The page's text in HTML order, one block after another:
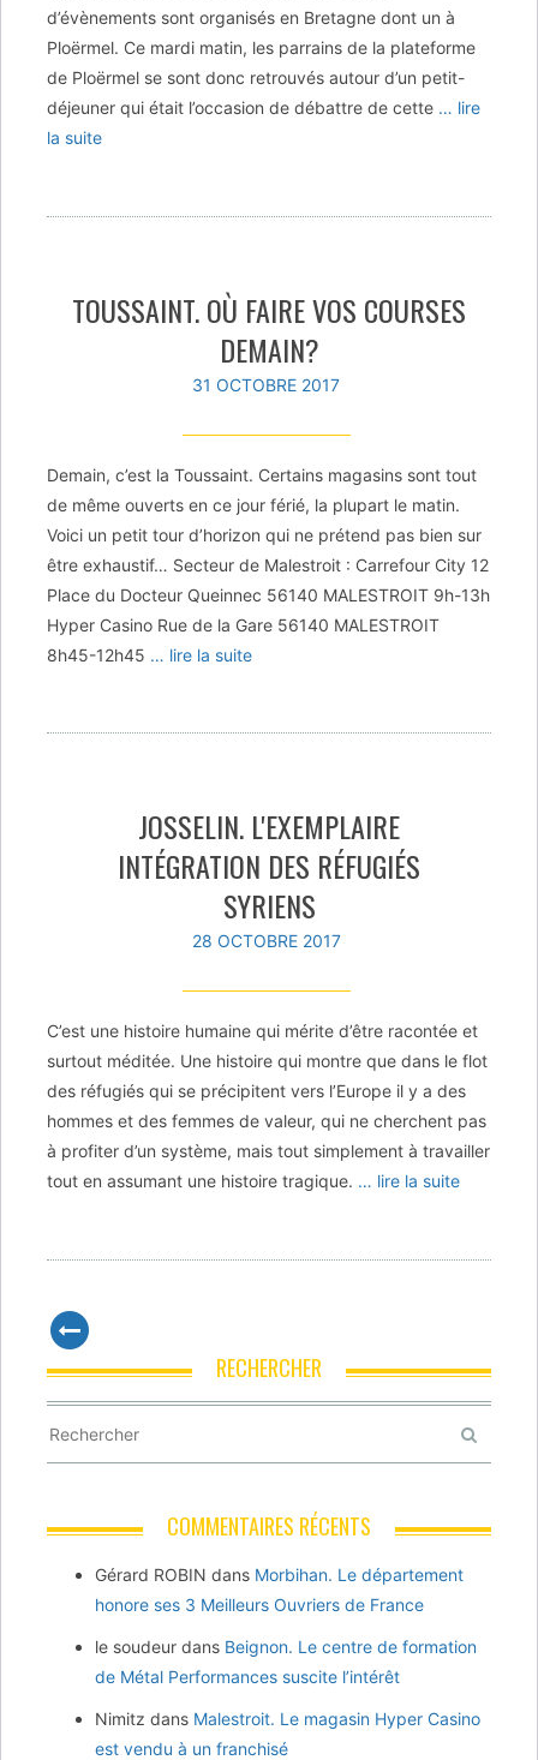
d’évènements sont organisés en Bretagne dont un à
Ploërmel. Ce mardi matin, les parrains de la plateforme
de Ploërmel se sont donc retrouvés autour d’un petit-
déjeuner qui était l’occasion de débattre de cette … lire
la suite
TOUSSAINT. OÙ FAIRE VOS COURSES
DEMAIN?
31 OCTOBRE 2017
Demain, c’est la Toussaint. Certains magasins sont tout
de même ouverts en ce jour férié, la plupart le matin.
Voici un petit tour d’horizon qui ne prétend pas bien sur
être exhaustif… Secteur de Malestroit : Carrefour City 12
Place du Docteur Queinnec 56140 MALESTROIT 9h-13h
Hyper Casino Rue de la Gare 56140 MALESTROIT
8h45-12h45 … lire la suite
JOSSELIN. L'EXEMPLAIRE
INTÉGRATION DES RÉFUGIÉS
SYRIENS
28 OCTOBRE 2017
C’est une histoire humaine qui mérite d’être racontée et
surtout méditée. Une histoire qui montre que dans le flot
des réfugiés qui se précipitent vers l’Europe il y a des
hommes et des femmes de valeur, qui ne cherchent pas
à profiter d’un système, mais tout simplement à travailler
tout en assumant une histoire tragique. … lire la suite
RECHERCHER
COMMENTAIRES RÉCENTS
Gérard ROBIN dans Morbihan. Le département
honore ses 3 Meilleurs Ouvriers de France
le soudeur dans Beignon. Le centre de formation
de Métal Performances suscite l’intérêt
Nimitz dans Malestroit. Le magasin Hyper Casino
est vendu à un franchisé